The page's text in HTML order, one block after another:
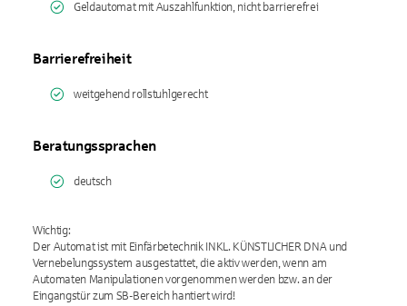
Geldautomat mit Auszahlfunktion, nicht barrierefrei
Barrierefreiheit
weitgehend rollstuhlgerecht
Beratungssprachen
deutsch
Wichtig:
Der Automat ist mit Einfärbetechnik INKL. KÜNSTLICHER DNA und
Vernebelungssystem ausgestattet, die aktiv werden, wenn am
Automaten Manipulationen vorgenommen werden bzw. an der
Eingangstür zum SB-Bereich hantiert wird!